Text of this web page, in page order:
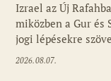
Izrael az Új
miközben a Gur és
jogi lépésekre
2026.08.07.